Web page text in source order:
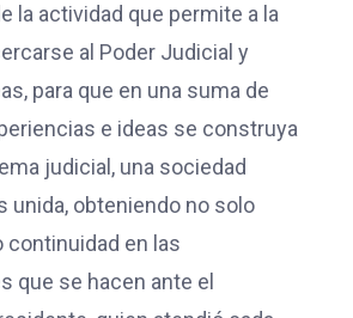
la actividad que permite a la
al Poder Judicial y
para que en una suma de
e ideas se construya
judicial, una sociedad
unida, obteniendo no solo
continuidad en las
que se hacen ante el